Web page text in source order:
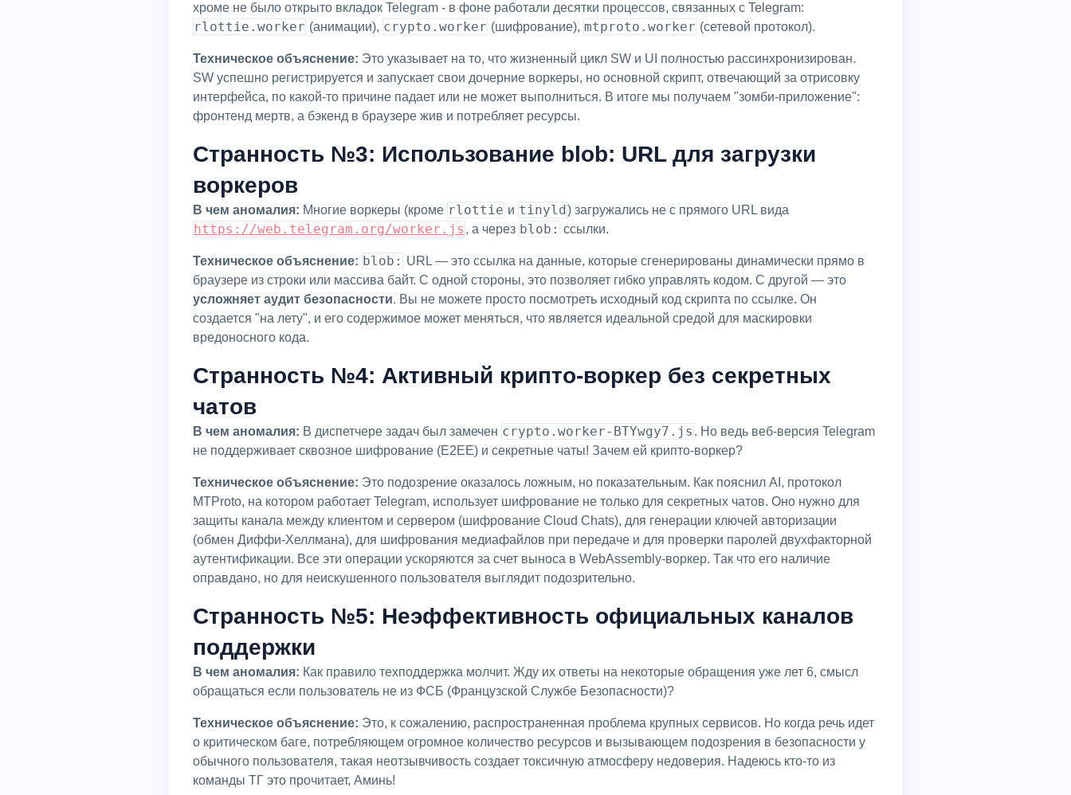
хроме не было открыто вкладок Telegram - в фоне работали десятки процессов, связанных с Telegram:
rlottie.worker (анимации), crypto.worker (шифрование), mtproto.worker (сетевой протокол).
Техническое объяснение: Это указывает на то, что жизненный цикл SW и UI полностью рассинхронизирован.
SW успешно регистрируется и запускает свои дочерние воркеры, но основной скрипт, отвечающий за отрисовку
интерфейса, по какой-то причине падает или не может выполниться. В итоге мы получаем "зомби-приложение":
фронтенд мертв, а бэкенд в браузере жив и потребляет ресурсы.
Странность №3: Использование blob: URL для загрузки
воркеров
В чем аномалия: Многие воркеры (кроме rlottie и tinyld) загружались не с прямого URL вида
https://web.telegram.org/worker.js , а через blob: ссылки.
Техническое объяснение: blob: URL — это ссылка на данные, которые сгенерированы динамически прямо в
браузере из строки или массива байт. С одной стороны, это позволяет гибко управлять кодом. С другой — это
усложняет аудит безопасности. Вы не можете просто посмотреть исходный код скрипта по ссылке. Он
создается "на лету", и его содержимое может меняться, что является идеальной средой для маскировки
вредоносного кода.
Странность №4: Активный крипто-воркер без секретных
чатов
В чем аномалия: В диспетчере задач был замечен crypto.worker-BTYwgy7.js . Но ведь веб-версия Telegram
не поддерживает сквозное шифрование (E2EE) и секретные чаты! Зачем ей крипто-воркер?
Техническое объяснение: Это подозрение оказалось ложным, но показательным. Как пояснил AI, протокол
MTProto, на котором работает Telegram, использует шифрование не только для секретных чатов. Оно нужно для
защиты канала между клиентом и сервером (шифрование Cloud Chats), для генерации ключей авторизации
(обмен Диффи-Хеллмана), для шифрования медиафайлов при передаче и для проверки паролей двухфакторной
аутентификации. Все эти операции ускоряются за счет выноса в WebAssembly-воркер. Так что его наличие
оправдано, но для неискушенного пользователя выглядит подозрительно.
Странность №5: Неэффективность официальных каналов
поддержки
В чем аномалия: Как правило техподдержка молчит. Жду их ответы на некоторые обращения уже лет 6, смысл
обращаться если пользователь не из ФСБ (Французской Службе Безопасности)?
Техническое объяснение: Это, к сожалению, распространенная проблема крупных сервисов. Но когда речь идет
о критическом баге, потребляющем огромное количество ресурсов и вызывающем подозрения в безопасности у
обычного пользователя, такая неотзывчивость создает токсичную атмосферу недоверия. Надеюсь кто-то из
команды ТГ это прочитает, Аминь!